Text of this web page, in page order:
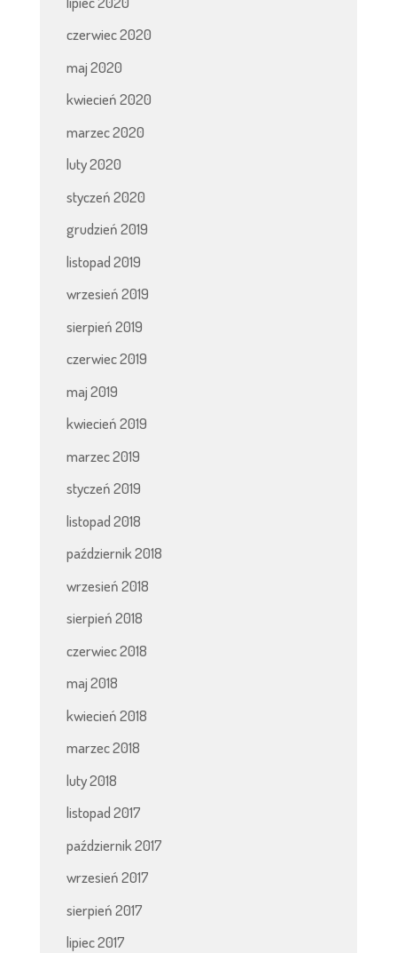
czerwiec 2020
maj 2020
kwiecień 2020
marzec 2020
luty 2020
styczeń 2020
grudzień 2019
listopad 2019
wrzesień 2019
sierpień 2019
czerwiec 2019
maj 2019
kwiecień 2019
marzec 2019
styczeń 2019
listopad 2018
październik 2018
wrzesień 2018
sierpień 2018
czerwiec 2018
maj 2018
kwiecień 2018
marzec 2018
luty 2018
listopad 2017
październik 2017
wrzesień 2017
sierpień 2017
lipiec 2017